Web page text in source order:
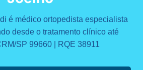
é médico ortopedista especialista
desde o tratamento clínico até
SP 99660 | RQE 38911